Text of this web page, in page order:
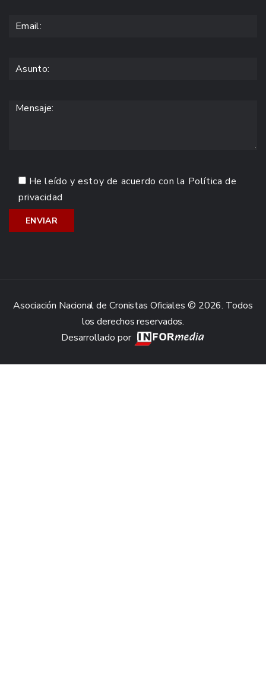
He leído y estoy de acuerdo con la Política de
privacidad
Asociación Nacional de Cronistas Oficiales © 2026. Todos
los derechos reservados.
Desarrollado por